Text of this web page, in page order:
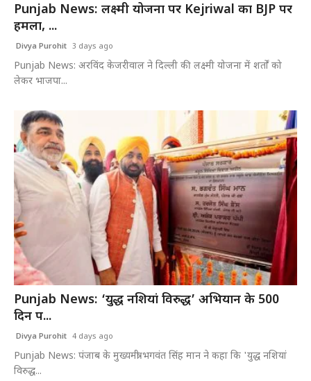
Punjab News: लक्ष्मी योजना पर Kejriwal का BJP पर
हमला, ...
Divya Purohit 3 days ago
Punjab News: अरविंद केजरीवाल ने दिल्ली की लक्ष्मी योजना में शर्तों को
लेकर भाजपा...
Punjab News: ‘युद्ध नशियां विरुद्ध’ अभियान के 500
दिन प...
Divya Purohit 4 days ago
Punjab News: पंजाब के मुख्यमंत्री भगवंत सिंह मान ने कहा कि 'युद्ध नशियां
विरुद्ध...